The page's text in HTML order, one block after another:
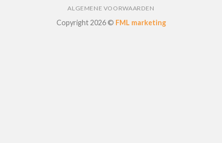
ALGEMENE VOORWAARDEN
Copyright 2026 © FML marketing